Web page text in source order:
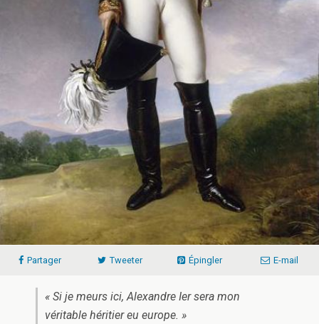
Partager Tweeter Épingler E-mail
« Si je meurs ici, Alexandre Ier sera mon
véritable héritier eu europe. »